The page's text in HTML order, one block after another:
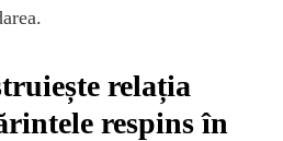
relația
respins în